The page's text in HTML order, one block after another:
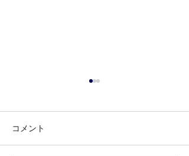
コメント